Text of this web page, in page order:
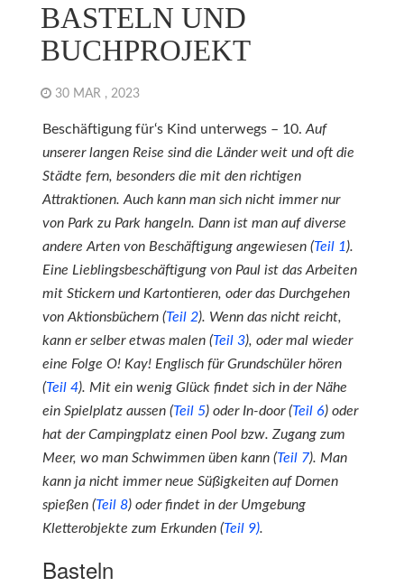
BASTELN UND
BUCHPROJEKT
30 MAR , 2023
Beschäftigung für‘s Kind unterwegs – 10.Auf
unserer langen Reise sind die Länder weit und oft die
Städte fern, besonders die mit den richtigen
Attraktionen. Auch kann man sich nicht immer nur
von Park zu Park hangeln. Dann ist man auf diverse
andere Arten von Beschäftigung angewiesen (Teil 1).
Eine Lieblingsbeschäftigung von Paul ist das Arbeiten
mit Stickern und Kartontieren, oder das Durchgehen
von Aktionsbüchern (Teil 2). Wenn das nicht reicht,
kann er selber etwas malen (Teil 3), oder mal wieder
eine Folge O! Kay! Englisch für Grundschüler hören
(Teil 4). Mit ein wenig Glück findet sich in der Nähe
ein Spielplatz aussen (Teil 5) oder In-door (Teil 6) oder
hat der Campingplatz einen Pool bzw. Zugang zum
Meer, wo man Schwimmen üben kann (Teil 7). Man
kann ja nicht immer neue Süßigkeiten auf Dornen
spießen (Teil 8) oder findet in der Umgebung
Kletterobjekte zum Erkunden (Teil 9).
Basteln